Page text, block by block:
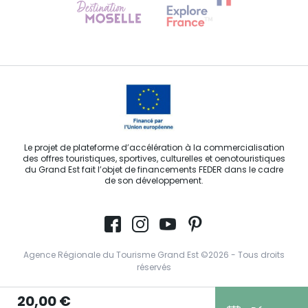
20,00 €
Contactez-nous
Le projet de plateforme d’accélération à la commercialisation
des offres touristiques, sportives, culturelles et oenotouristiques
du Grand Est fait l’objet de financements FEDER dans le cadre
de son développement.
Agence Régionale du Tourisme Grand Est ©2026 - Tous droits
réservés